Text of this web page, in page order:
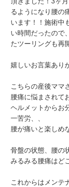
るようになり腰の
います！！施術中
い時間だったので
たツーリングも再
嬉しいお言葉あり
こちらの産後ママ
腰痛に悩まされて
ヘルメットからお
一苦労、、
腰が痛いと楽しめ
骨盤の状態、腰の
みるみる腰痛はど
これからはメンテ